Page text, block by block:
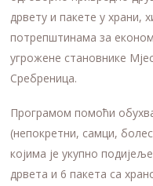
дрвету и пакете у храни,
потрепштинама за
угрожене становнике
Сребреница.
Програмом помоћи
(непокретни, самци,
којима је укупно
дрвета и 6 пакета са